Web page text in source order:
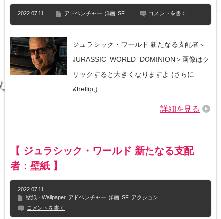
2022.07.11 アドベンチャー 洋画 SF コメントを書く
ジュラシック・ワールド 新たなる支配者＜
JURASSIC_WORLD_DOMINION＞画像はク
リックすると大きくなりますよ (さらに
&hellip;)…
詳細を見る
【 ジュラシック・ワールド 新たなる支配
者：壁紙 】
2022.07.11
壁紙・Wallpaper アドベンチャー 洋画 SF アクション
コメントを書く